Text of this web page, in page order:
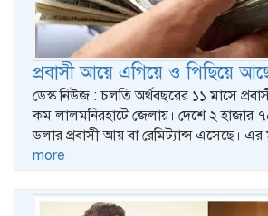
প্রবাসী আয়ে এগিয়ে ও পিছিয়ে
ডেস্ক নিউজ : চলতি অর্থবছরের ১১ মাসে
কম লালমনিরহাটে জেলায়। দেশে ২ হাজার
ডলার প্রবাসী আয় বা রেমিট্যান্স এসেছে। এর
more